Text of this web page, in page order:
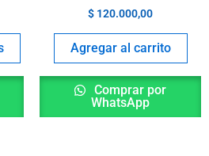
page
$ 120.000,00
Agregar al carrito
Comprar por
WhatsApp